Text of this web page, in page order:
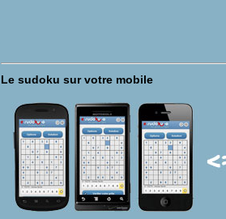
Le sudoku sur votre mobile